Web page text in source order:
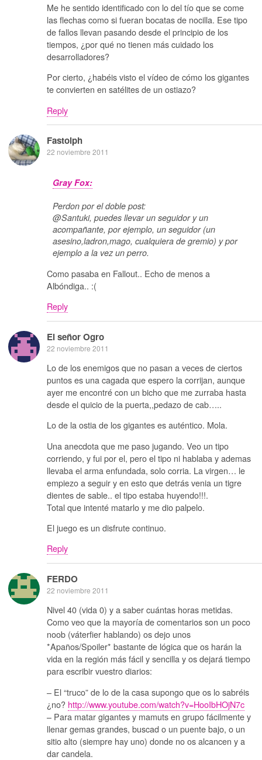
Me he sentido identificado con lo del tío que se come
las flechas como si fueran bocatas de nocilla. Ese tipo
de fallos llevan pasando desde el principio de los
tiempos, ¿por qué no tienen más cuidado los
desarrolladores?
Por cierto, ¿habéis visto el vídeo de cómo los gigantes
te convierten en satélites de un ostiazo?
Reply
Fastolph
22 noviembre 2011
Gray Fox:
Perdon por el doble post:
@Santuki, puedes llevar un seguidor y un
acompañante, por ejemplo, un seguidor (un
asesino,ladron,mago, cualquiera de gremio) y por
ejemplo a la vez un perro.
Como pasaba en Fallout.. Echo de menos a
Albóndiga.. :(
Reply
El señor Ogro
22 noviembre 2011
Lo de los enemigos que no pasan a veces de ciertos
puntos es una cagada que espero la corrijan, aunque
ayer me encontré con un bicho que me zurraba hasta
desde el quicio de la puerta,,pedazo de cab…..
Lo de la ostia de los gigantes es auténtico. Mola.
Una anecdota que me paso jugando. Veo un tipo
corriendo, y fui por el, pero el tipo ni hablaba y ademas
llevaba el arma enfundada, solo corria. La virgen… le
empiezo a seguir y en esto que detrás venia un tigre
dientes de sable.. el tipo estaba huyendo!!!.
Total que intenté matarlo y me dio palpelo.
El juego es un disfrute continuo.
Reply
FERDO
22 noviembre 2011
Nivel 40 (vida 0) y a saber cuántas horas metidas.
Como veo que la mayoría de comentarios son un poco
noob (váterfier hablando) os dejo unos
*Apaños/Spoiler* bastante de lógica que os harán la
vida en la región más fácil y sencilla y os dejará tiempo
para escribir vuestro diarios:
– El “truco” de lo de la casa supongo que os lo sabréis
¿no? http://www.youtube.com/watch?v=HooIbHOjN7c
– Para matar gigantes y mamuts en grupo fácilmente y
llenar gemas grandes, buscad o un puente bajo, o un
sitio alto (siempre hay uno) donde no os alcancen y a
dar candela.